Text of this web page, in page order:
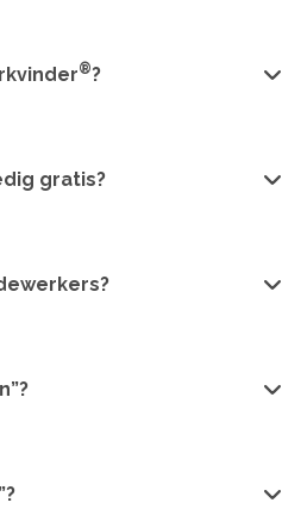
®?
gratis?